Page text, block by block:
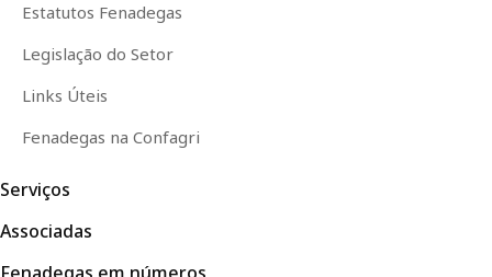
Estatutos Fenadegas
Legislação do Setor
Links Úteis
Fenadegas na Confagri
Serviços
Associadas